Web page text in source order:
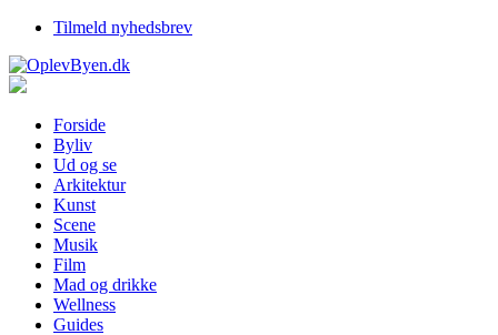
Tilmeld nyhedsbrev
Forside
Byliv
Ud og se
Arkitektur
Kunst
Scene
Musik
Film
Mad og drikke
Wellness
Guides